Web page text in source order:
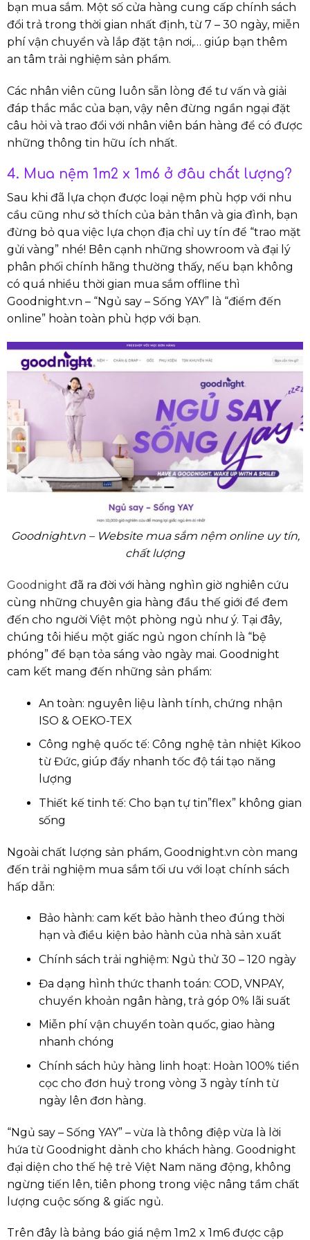
bạn mua sắm. Một số cửa hàng cung cấp chính sách
đổi trả trong thời gian nhất định, từ 7 – 30 ngày, miễn
phí vận chuyển và lắp đặt tận nơi,… giúp bạn thêm
an tâm trải nghiệm sản phẩm.
Các nhân viên cũng luôn sẵn lòng để tư vấn và giải
đáp thắc mắc của bạn, vậy nên đừng ngần ngại đặt
câu hỏi và trao đổi với nhân viên bán hàng để có được
những thông tin hữu ích nhất.
4. Mua nệm 1m2 x 1m6 ở đâu chất lượng?
Sau khi đã lựa chọn được loại nệm phù hợp với nhu
cầu cũng như sở thích của bản thân và gia đình, bạn
đừng bỏ qua việc lựa chọn địa chỉ uy tín để “trao mặt
gửi vàng” nhé! Bên cạnh những showroom và đại lý
phân phối chính hãng thường thấy, nếu bạn không
có quá nhiều thời gian mua sắm offline thì
Goodnight.vn – “Ngủ say – Sống YAY” là “điểm đến
online” hoàn toàn phù hợp với bạn.
Goodnight.vn – Website mua sắm nệm online uy tín,
chất lượng
Goodnight đã ra đời với hàng nghìn giờ nghiên cứu
cùng những chuyên gia hàng đầu thế giới để đem
đến cho người Việt một phòng ngủ như ý. Tại đây,
chúng tôi hiểu một giấc ngủ ngon chính là “bệ
phóng” để bạn tỏa sáng vào ngày mai. Goodnight
cam kết mang đến những sản phẩm:
An toàn: nguyên liệu lành tính, chứng nhận
ISO & OEKO-TEX
Công nghệ quốc tế: Công nghệ tản nhiệt Kikoo
từ Đức, giúp đẩy nhanh tốc độ tái tạo năng
lượng
Thiết kế tinh tế: Cho bạn tự tin”flex” không gian
sống
Ngoài chất lượng sản phẩm, Goodnight.vn còn mang
đến trải nghiệm mua sắm tối ưu với loạt chính sách
hấp dẫn:
Bảo hành: cam kết bảo hành theo đúng thời
hạn và điều kiện bảo hành của nhà sản xuất
Chính sách trải nghiệm: Ngủ thử 30 – 120 ngày
Đa dạng hình thức thanh toán: COD, VNPAY,
chuyển khoản ngân hàng, trả góp 0% lãi suất
Miễn phí vận chuyển toàn quốc, giao hàng
nhanh chóng
Chính sách hủy hàng linh hoạt: Hoàn 100% tiền
cọc cho đơn huỷ trong vòng 3 ngày tính từ
ngày lên đơn hàng.
“Ngủ say – Sống YAY” – vừa là thông điệp vừa là lời
hứa từ Goodnight dành cho khách hàng. Goodnight
đại diện cho thế hệ trẻ Việt Nam năng động, không
ngừng tiến lên, tiên phong trong việc nâng tầm chất
lượng cuộc sống & giấc ngủ.
Trên đây là bảng báo giá nệm 1m2 x 1m6 được cập